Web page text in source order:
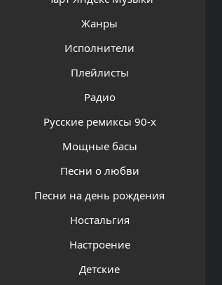
Жанры
Исполнители
Плейлисты
Радио
Русские ремиксы 90-х
Мощные басы
Песни о любви
Песни на день рождения
Ностальгия
Настроение
Детские